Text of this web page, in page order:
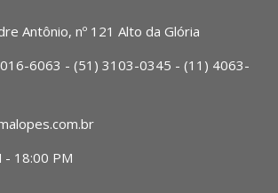
Antônio, nº 121 Alto da Glória
6063 - (51) 3103-0345 - (11) 4063-
- 18:00 PM